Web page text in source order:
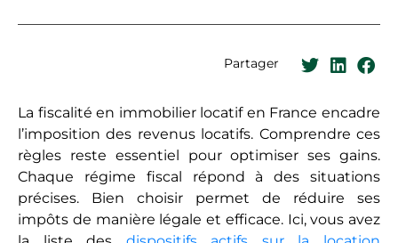
Partager
La fiscalité en immobilier locatif en France encadre
l’imposition des revenus locatifs. Comprendre ces
règles reste essentiel pour optimiser ses gains.
Chaque régime fiscal répond à des situations
précises. Bien choisir permet de réduire ses
impôts de manière légale et efficace. Ici, vous avez